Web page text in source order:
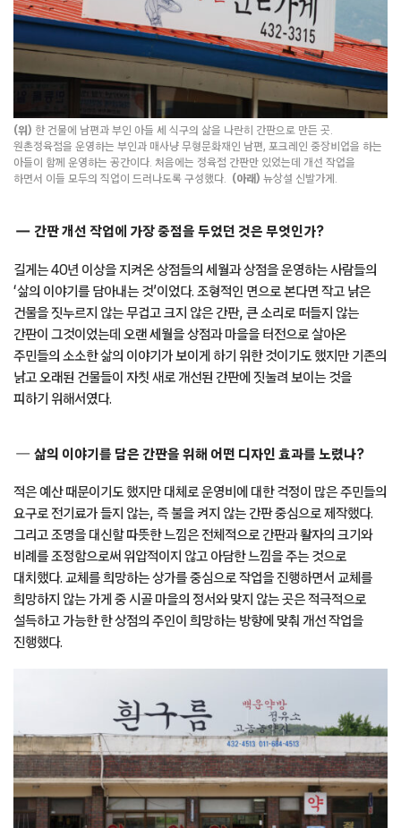
(위) 한 건물에 남편과 부인 아들 세 식구의 삶을 나란히 간판으로 만든 곳.
원촌정육점을 운영하는 부인과 매사냥 무형문화재인 남편, 포크레인 중장비업을 하는
아들이 함께 운영하는 공간이다. 처음에는 정육점 간판만 있었는데 개선 작업을
하면서 이들 모두의 직업이 드러나도록 구성했다.
(아래) 뉴상설 신발가게.
간판 개선 작업에 가장 중점을 두었던 것은 무엇인가?
길게는 40년 이상을 지켜온 상점들의 세월과 상점을 운영하는 사람들의
‘삶의 이야기를 담아내는 것’이었다. 조형적인 면으로 본다면 작고 낡은
건물을 짓누르지 않는 무겁고 크지 않은 간판, 큰 소리로 떠들지 않는
간판이 그것이었는데 오랜 세월을 상점과 마을을 터전으로 살아온
주민들의 소소한 삶의 이야기가 보이게 하기 위한 것이기도 했지만 기존의
낡고 오래된 건물들이 자칫 새로 개선된 간판에 짓눌려 보이는 것을
피하기 위해서였다.
삶의 이야기를 담은 간판을 위해 어떤 디자인 효과를 노렸나?
적은 예산 때문이기도 했지만 대체로 운영비에 대한 걱정이 많은 주민들의
요구로 전기료가 들지 않는, 즉 불을 켜지 않는 간판 중심으로 제작했다.
그리고 조명을 대신할 따뜻한 느낌은 전체적으로 간판과 활자의 크기와
비례를 조정함으로써 위압적이지 않고 아담한 느낌을 주는 것으로
대치했다. 교체를 희망하는 상가를 중심으로 작업을 진행하면서 교체를
희망하지 않는 가게 중 시골 마을의 정서와 맞지 않는 곳은 적극적으로
설득하고 가능한 한 상점의 주인이 희망하는 방향에 맞춰 개선 작업을
진행했다.